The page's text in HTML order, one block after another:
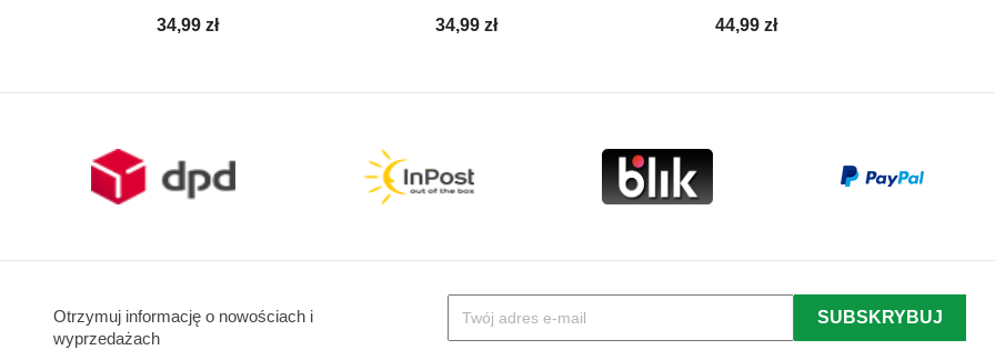
Cena
34,99 zł Cena
34,99 zł Cena
44,99 zł
Otrzymuj informację o nowościach i
wyprzedażach